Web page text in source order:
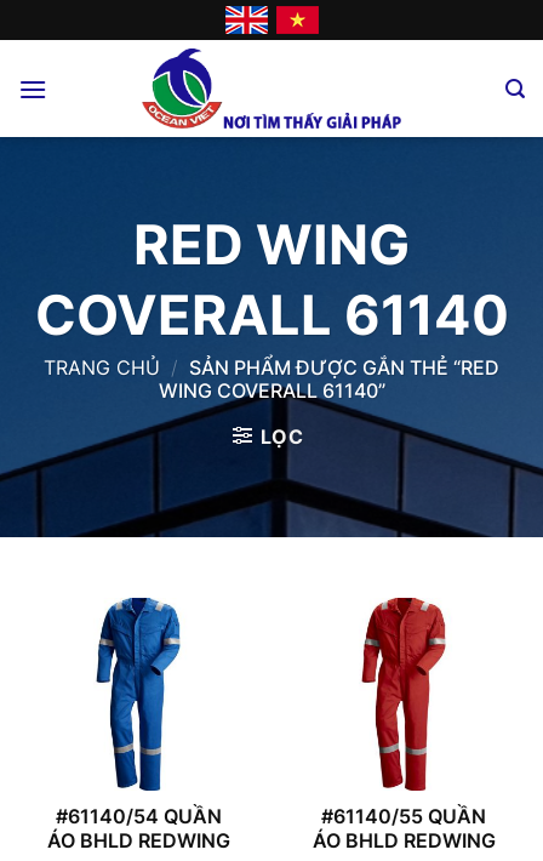
to
RED WING
COVERALL 61140
TRANG CHỦ / SẢN PHẨM ĐƯỢC GẮN THẺ “RED
WING COVERALL 61140”
LỌC
#61140/54 QUẦN
ÁO BHLD REDWING
#61140/55 QUẦN
ÁO BHLD REDWING